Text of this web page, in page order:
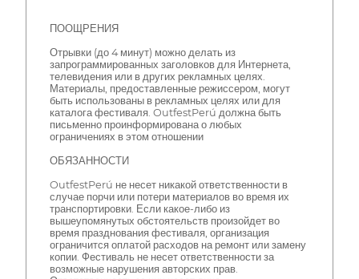
ПООЩРЕНИЯ
Отрывки (до 4 минут) можно делать из
запрограммированных заголовков для Интернета,
телевидения или в других рекламных целях.
Материалы, предоставленные режиссером, могут
быть использованы в рекламных целях или для
каталога фестиваля. OutfestPerú должна быть
письменно проинформирована о любых
ограничениях в этом отношении
ОБЯЗАННОСТИ
OutfestPerú не несет никакой ответственности в
случае порчи или потери материалов во время их
транспортировки. Если какое-либо из
вышеупомянутых обстоятельств произойдет во
время празднования фестиваля, организация
ограничится оплатой расходов на ремонт или замену
копии. Фестиваль не несет ответственности за
возможные нарушения авторских прав.